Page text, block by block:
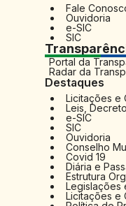
Fale
Ouvidoria
e-SIC
SIC
Portal da
Radar da
Destaques
Licitações e
Leis,
e-SIC
SIC
Ouvidoria
Conselho
Covid 19
Diária e
Estrutura
Legislações
Licitações e